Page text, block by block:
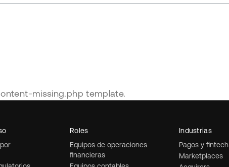
missing.php template.
Industrias
Pagos y fintech
Marketplaces
Roles
Equipos de operaciones
financieras